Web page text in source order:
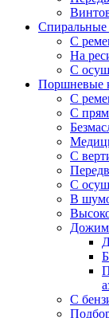
Спиральные
С
На
С
Поршневые
С
С
С
С
В
С